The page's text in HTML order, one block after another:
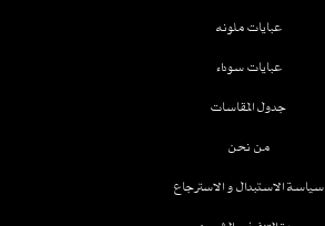
عبايات ملونه
عبايات سوداء
جدول المقاسات
من نحن
سياسة الاستبدال و الاسترجاع